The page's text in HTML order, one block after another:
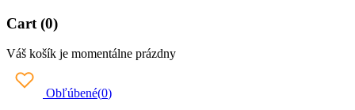
Cart (0)
Váš košík je momentálne prázdny
Obľúbené(0)